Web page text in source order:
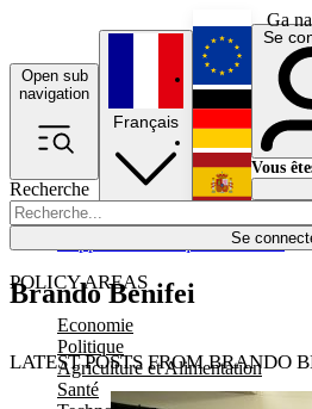
Ga
Open sub
navigation
Recherche
Se
POLICY AREAS
Economie
Politique
Agriculture et Alimentation
Santé
Économie
Français
English
Deutsch
Español
Se
Vous
Brando Benifei
LATEST POSTS FROM BRANDO